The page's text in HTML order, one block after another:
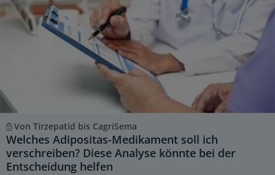
Von Tirzepatid bis CagriSema
Welches Adipositas-Medikament soll ich
verschreiben? Diese Analyse könnte bei der
Entscheidung helfen